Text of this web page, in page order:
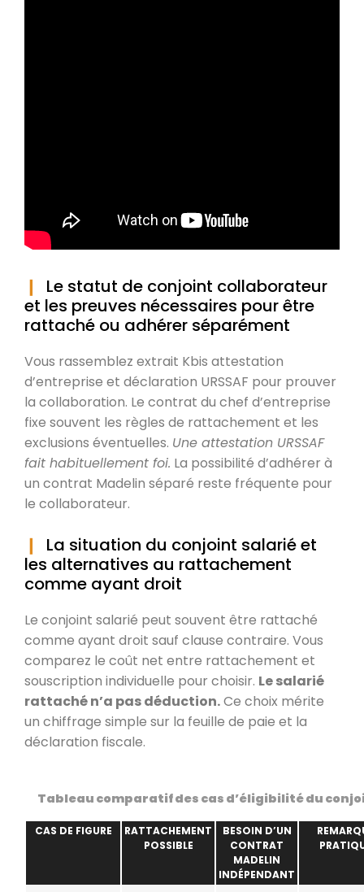
Le statut de conjoint collaborateur
et les preuves nécessaires pour être
rattaché ou adhérer séparément
Vous rassemblez extrait Kbis attestation
d’entreprise et déclaration URSSAF pour prouver
la collaboration. Le contrat du chef d’entreprise
fixe souvent les règles de rattachement et les
exclusions éventuelles. Une attestation URSSAF
fait habituellement foi. La possibilité d’adhérer à
un contrat Madelin séparé reste fréquente pour
le collaborateur.
La situation du conjoint salarié et
les alternatives au rattachement
comme ayant droit
Le conjoint salarié peut souvent être rattaché
comme ayant droit sauf clause contraire. Vous
comparez le coût net entre rattachement et
souscription individuelle pour choisir. Le salarié
rattaché n’a pas déduction.Ce choix mérite
un chiffrage simple sur la feuille de paie et la
déclaration fiscale.
Tableau comparatif des cas d’éligibilité du
CAS DE FIGURE
RATTACHEMENT
POSSIBLE
BESOIN D’UN
CONTRAT
MADELIN
INDÉPENDANT